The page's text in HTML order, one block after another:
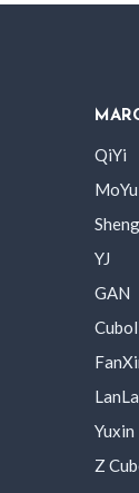
QiYi
MoYu
YJ
GAN
Yuxin
Z